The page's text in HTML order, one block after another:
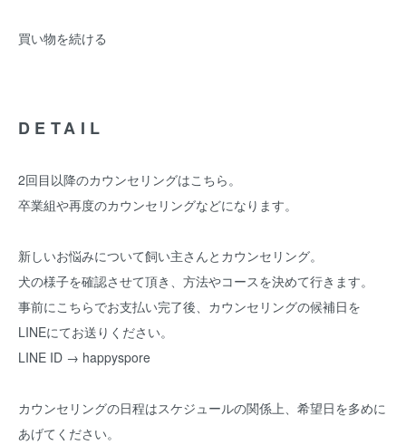
買い物を続ける
DETAIL
2回目以降のカウンセリングはこちら。
卒業組や再度のカウンセリングなどになります。
新しいお悩みについて飼い主さんとカウンセリング。
犬の様子を確認させて頂き、方法やコースを決めて行きます。
事前にこちらでお支払い完了後、カウンセリングの候補日を
LINEにてお送りください。
LINE ID → happyspore
カウンセリングの日程はスケジュールの関係上、希望日を多めに
あげてください。